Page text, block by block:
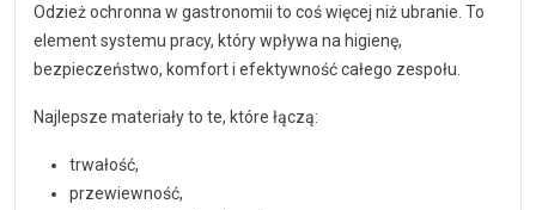
Odzież ochronna w gastronomii to coś więcej niż ubranie. To
element systemu pracy, który wpływa na higienę,
bezpieczeństwo, komfort i efektywność całego zespołu.
Najlepsze materiały to te, które łączą:
trwałość,
przewiewność,